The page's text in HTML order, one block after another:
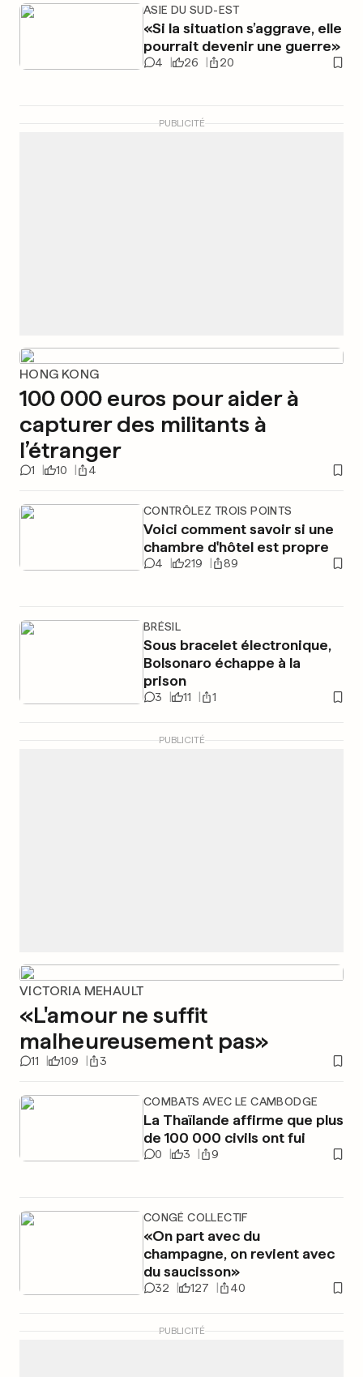
ASIE DU SUD-EST
«Si la situation s’aggrave, elle
pourrait devenir une guerre»
4 26 20
PUBLICITÉ
HONG KONG
100 000 euros pour aider à
capturer des militants à
l’étranger
1 10 4
CONTRÔLEZ TROIS POINTS
Voici comment savoir si une
chambre d'hôtel est propre
4 219 89
BRÉSIL
Sous bracelet électronique,
Bolsonaro échappe à la
prison
3 11 1
PUBLICITÉ
VICTORIA MEHAULT
«L'amour ne suffit
malheureusement pas»
11 109 3
COMBATS AVEC LE CAMBODGE
La Thaïlande affirme que plus
de 100 000 civils ont fui
0 3 9
CONGÉ COLLECTIF
«On part avec du
champagne, on revient avec
du saucisson»
32 127 40
PUBLICITÉ